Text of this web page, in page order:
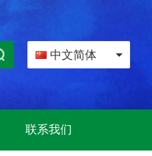
中文简体
联系我们